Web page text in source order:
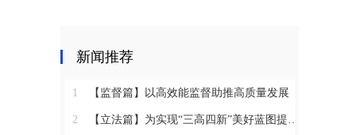
新闻推荐
1 【监督篇】以高效能监督助推高质量发展
2 【立法篇】为实现“三高四新”美好蓝图提供坚实法治保障